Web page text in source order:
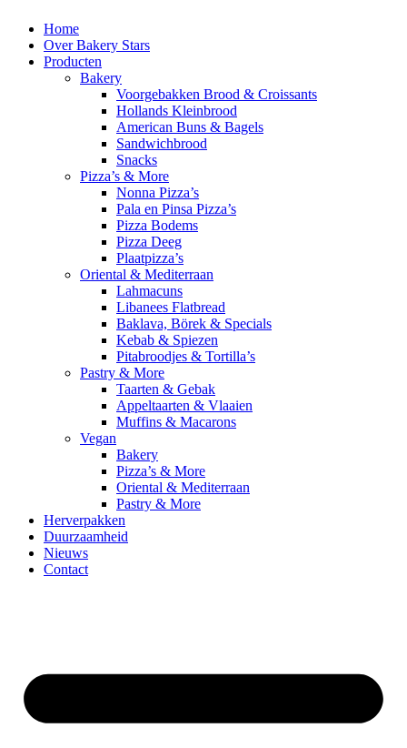
Home
Over Bakery Stars
Producten
Bakery
Voorgebakken Brood & Croissants
Hollands Kleinbrood
American Buns & Bagels
Sandwichbrood
Snacks
Pizza’s & More
Nonna Pizza’s
Pala en Pinsa Pizza’s
Pizza Bodems
Pizza Deeg
Plaatpizza’s
Oriental & Mediterraan
Lahmacuns
Libanees Flatbread
Baklava, Börek & Specials
Kebab & Spiezen
Pitabroodjes & Tortilla’s
Pastry & More
Taarten & Gebak
Appeltaarten & Vlaaien
Muffins & Macarons
Vegan
Bakery
Pizza’s & More
Oriental & Mediterraan
Pastry & More
Herverpakken
Duurzaamheid
Nieuws
Contact